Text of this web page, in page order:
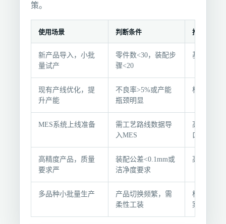
策。
艺
设
计
选
条
件
与
推
荐
合
使用场景 判断条件 推荐选择
新产品导入，小批
量试产
零件数<30，装配步
骤<20
基础版+
现有产线优化，提
升产能
不良率>5%或产能
瓶颈明显
标准版+
MES系统上线准备
需工艺路线数据导
入MES
高级版（
口）
高精度产品，质量
要求严
装配公差<0.1mm或
洁净度要求
高级版+
多品种小批量生产
产品切换频繁，需
柔性工装
标准版+
案